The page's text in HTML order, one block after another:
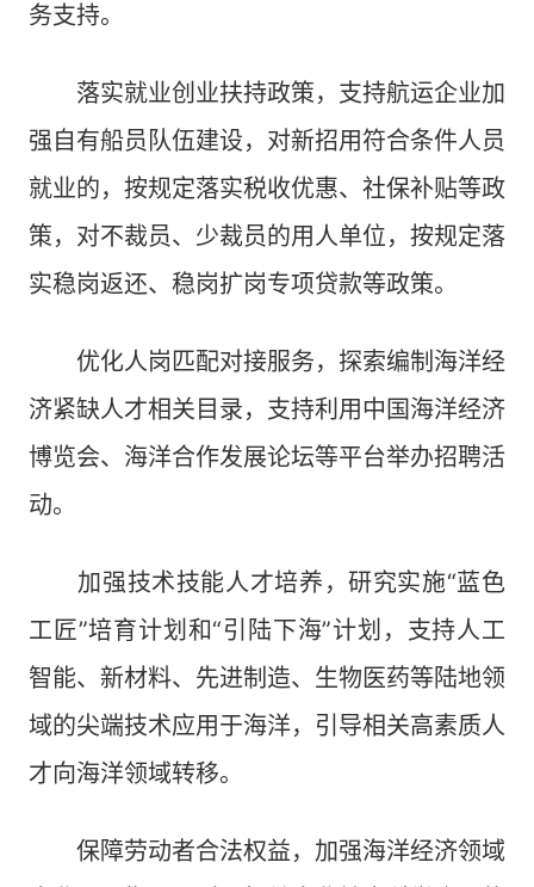
务支持。
落实就业创业扶持政策，支持航运企业加
强自有船员队伍建设，对新招用符合条件人员
就业的，按规定落实税收优惠、社保补贴等政
策，对不裁员、少裁员的用人单位，按规定落
实稳岗返还、稳岗扩岗专项贷款等政策。
优化人岗匹配对接服务，探索编制海洋经
济紧缺人才相关目录，支持利用中国海洋经济
博览会、海洋合作发展论坛等平台举办招聘活
动。
加强技术技能人才培养，研究实施“蓝色
工匠”培育计划和“引陆下海”计划，支持人工
智能、新材料、先进制造、生物医药等陆地领
域的尖端技术应用于海洋，引导相关高素质人
才向海洋领域转移。
保障劳动者合法权益，加强海洋经济领域